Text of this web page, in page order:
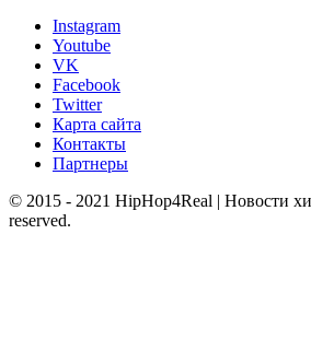
Instagram
Youtube
VK
Facebook
Twitter
Карта сайта
Контакты
Партнеры
© 2015 - 2021 HipHop4Real | Новости
reserved.